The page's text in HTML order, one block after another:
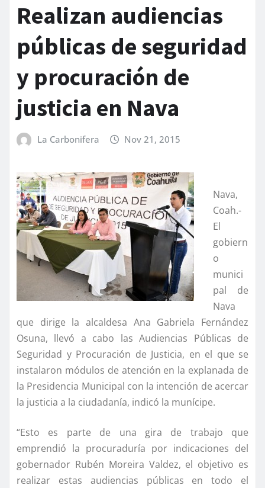
Realizan audiencias
públicas de seguridad
y procuración de
justicia en Nava
La Carbonifera Nov 21, 2015
Nava,
Coah.-
El
gobiern
o
munici
pal de
Nava
que dirige la alcaldesa Ana Gabriela Fernández
Osuna, llevó a cabo las Audiencias Públicas de
Seguridad y Procuración de Justicia, en el que se
instalaron módulos de atención en la explanada de
la Presidencia Municipal con la intención de acercar
la justicia a la ciudadaní­a, indicó la muní­cipe.
“Esto es parte de una gira de trabajo que
emprendió la procuradurí­a por indicaciones del
gobernador Rubén Moreira Valdez, el objetivo es
realizar estas audiencias públicas en todo el